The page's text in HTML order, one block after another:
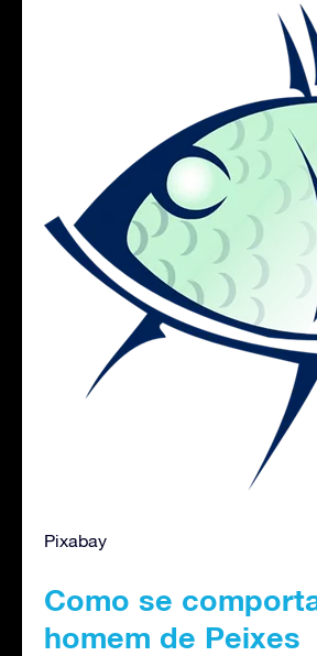
Pixabay
Como se
homem de Peixes